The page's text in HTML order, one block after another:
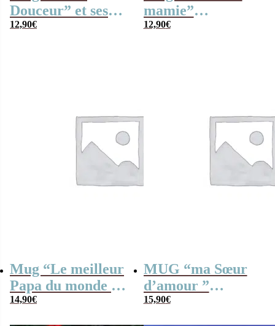
Douceur” et ses
caramels (x30)
12,90€
mamie”
personnalisable et
12,90€
Mug “Le meilleur
Papa du monde et
de l’univers”
14,90€
MUG “ma Sœur
d’amour ”
bonbons rétro 90 –
15,90€